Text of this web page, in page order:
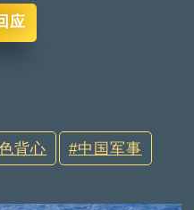
应
背心 中国军事